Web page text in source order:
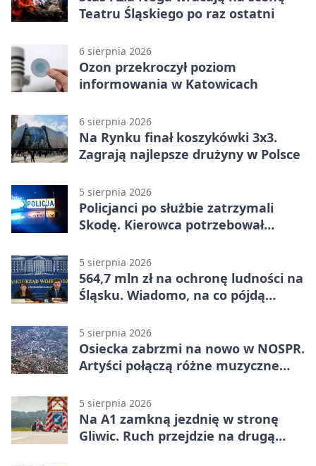
Teatru Śląskiego po raz ostatni
6 sierpnia 2026
Ozon przekroczył poziom
informowania w Katowicach
6 sierpnia 2026
Na Rynku finał koszykówki 3x3.
Zagrają najlepsze drużyny w Polsce
5 sierpnia 2026
Policjanci po służbie zatrzymali
Skodę. Kierowca potrzebował
5 sierpnia 2026
564,7 mln zł na ochronę ludności na
Śląsku. Wiadomo, na co pójdą
5 sierpnia 2026
Osiecka zabrzmi na nowo w NOSPR.
Artyści połączą różne muzyczne
5 sierpnia 2026
Na A1 zamkną jezdnię w stronę
Gliwic. Ruch przejdzie na drugą